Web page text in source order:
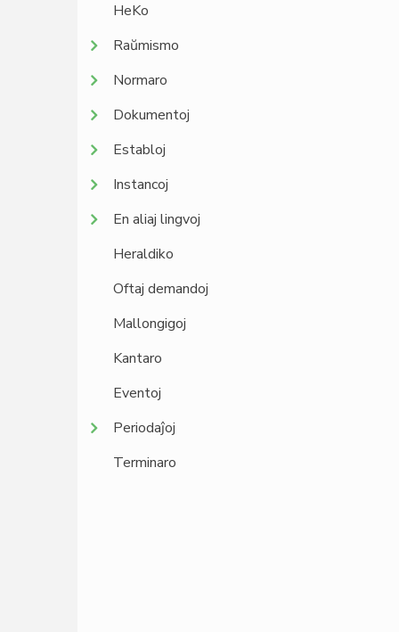
HeKo
Raŭmismo
Normaro
Dokumentoj
Establoj
Instancoj
En aliaj lingvoj
Heraldiko
Oftaj demandoj
Mallongigoj
Kantaro
Eventoj
Periodaĵoj
Terminaro